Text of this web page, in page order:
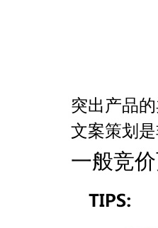
突出产品
文案策划
一般竞